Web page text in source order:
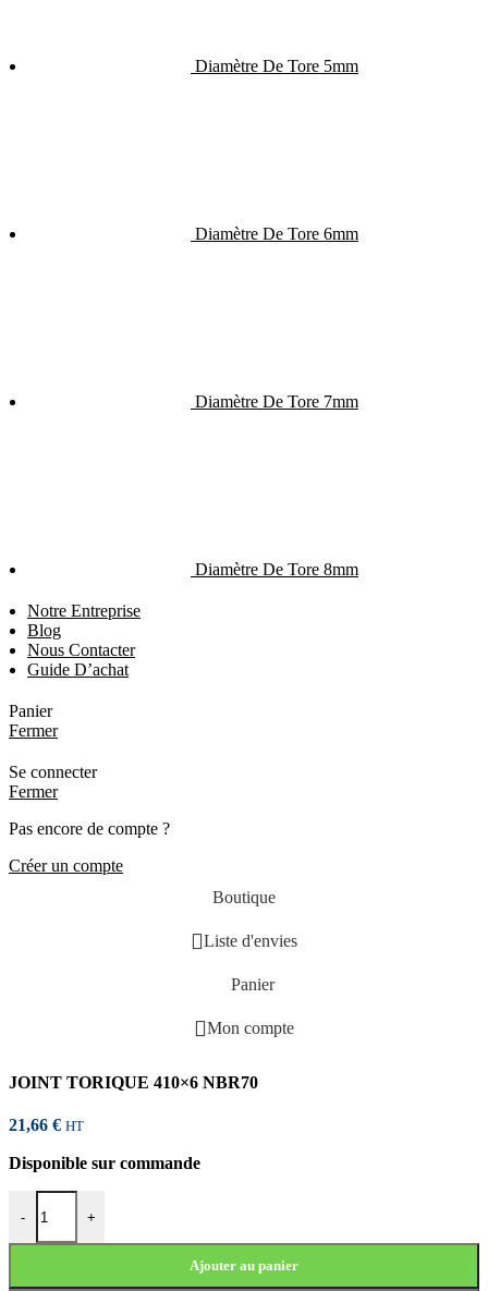
Diamètre De Tore 5mm
Diamètre De Tore 6mm
Diamètre De Tore 7mm
Diamètre De Tore 8mm
Notre Entreprise
Blog
Nous Contacter
Guide D’achat
Panier
Fermer
Se connecter
Fermer
Pas encore de compte ?
Créer un compte
Boutique
Liste d'envies
Panier
Mon compte
JOINT TORIQUE 410×6 NBR70
21,66 € HT
Disponible sur commande
-
quantité de JOINT TORIQUE 410x6 NBR70
+
Ajouter au panier